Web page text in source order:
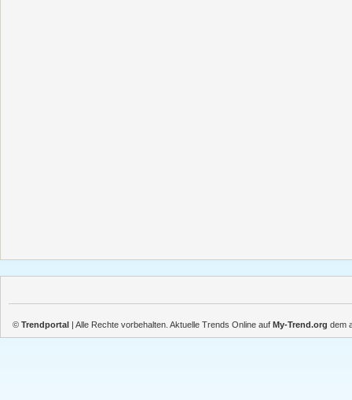
© Trendportal | Alle Rechte vorbehalten. Aktuelle Trends Online auf My-Trend.org dem